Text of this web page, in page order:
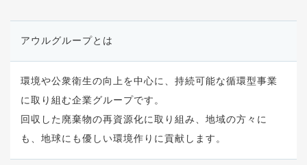
アウルグループとは
環境や公衆衛生の向上を中心に、持続可能な循環型事業
に取り組む企業グループです。
回収した廃棄物の再資源化に取り組み、地域の方々に
も、地球にも優しい環境作りに貢献します。